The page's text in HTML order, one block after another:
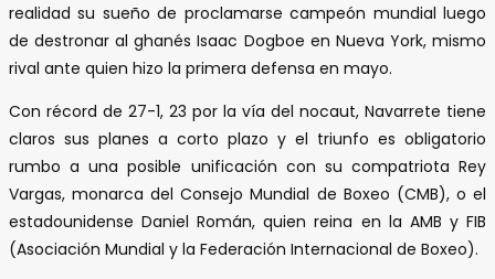
realidad su sueño de proclamarse campeón mundial luego
de destronar al ghanés Isaac Dogboe en Nueva York, mismo
rival ante quien hizo la primera defensa en mayo.
Con récord de 27-1, 23 por la vía del nocaut, Navarrete tiene
claros sus planes a corto plazo y el triunfo es obligatorio
rumbo a una posible unificación con su compatriota Rey
Vargas, monarca del Consejo Mundial de Boxeo (CMB), o el
estadounidense Daniel Román, quien reina en la AMB y FIB
(Asociación Mundial y la Federación Internacional de Boxeo).